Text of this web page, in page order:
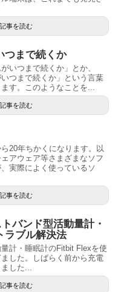
記事を読む
つまで続くか
いつまで続くか」とか、
いつまで続くか」という言葉
す。このようなことを...
記事を読む
20年ちかくになります。以
アウェア等さまざまなソフ
実際によく使っているソ
記事を読む
バンド型活動量計・
ラブル解決法
計・睡眠計のFitbit Flexを使
した。しばらく前から充電
した...
記事を読む